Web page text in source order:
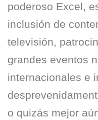
poderoso Excel,
inclusión de
televisión,
grandes eventos
internacionales e
o quizás mejor